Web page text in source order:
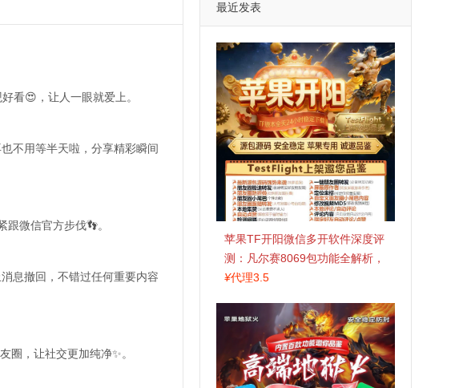
看😍，让人一眼就爱上。
不用等半天啦，分享精彩瞬间
微信官方步伐👣。
息撤回，不错过任何重要内容
，让社交更加纯净✨。
最近发表
苹果TF开阳微信多开软件深度评
测：凡尔赛8069包功能全解析，
TestFlight稳定版上架，激活认准
¥代理3.5